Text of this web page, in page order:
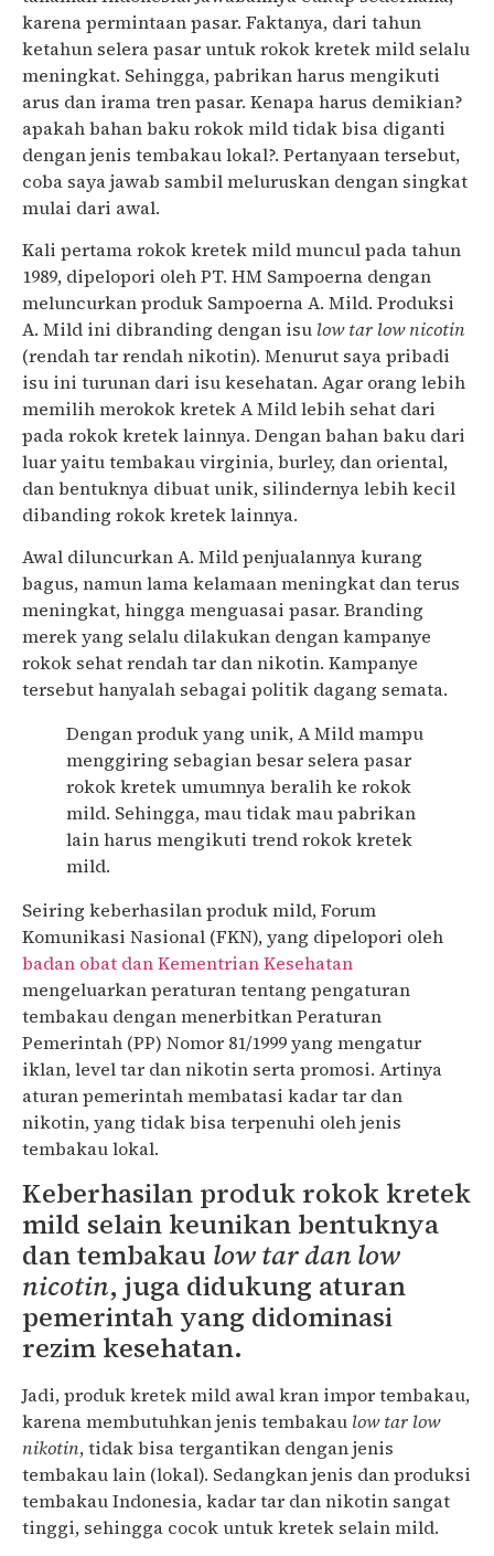
karena permintaan pasar. Faktanya, dari tahun
ketahun selera pasar untuk rokok kretek mild selalu
meningkat. Sehingga, pabrikan harus mengikuti
arus dan irama tren pasar. Kenapa harus demikian?
apakah bahan baku rokok mild tidak bisa diganti
dengan jenis tembakau lokal?. Pertanyaan tersebut,
coba saya jawab sambil meluruskan dengan singkat
mulai dari awal.
Kali pertama rokok kretek mild muncul pada tahun
1989, dipelopori oleh PT. HM Sampoerna dengan
meluncurkan produk Sampoerna A. Mild. Produksi
A. Mild ini dibranding dengan isu low tar low nicotin
(rendah tar rendah nikotin). Menurut saya pribadi
isu ini turunan dari isu kesehatan. Agar orang lebih
memilih merokok kretek A Mild lebih sehat dari
pada rokok kretek lainnya. Dengan bahan baku dari
luar yaitu tembakau virginia, burley, dan oriental,
dan bentuknya dibuat unik, silindernya lebih kecil
dibanding rokok kretek lainnya.
Awal diluncurkan A. Mild penjualannya kurang
bagus, namun lama kelamaan meningkat dan terus
meningkat, hingga menguasai pasar. Branding
merek yang selalu dilakukan dengan kampanye
rokok sehat rendah tar dan nikotin. Kampanye
tersebut hanyalah sebagai politik dagang semata.
Dengan produk yang unik, A Mild mampu
menggiring sebagian besar selera pasar
rokok kretek umumnya beralih ke rokok
mild. Sehingga, mau tidak mau pabrikan
lain harus mengikuti trend rokok kretek
mild.
Seiring keberhasilan produk mild, Forum
Komunikasi Nasional (FKN), yang dipelopori oleh
badan obat dan Kementrian Kesehatan
mengeluarkan peraturan tentang pengaturan
tembakau dengan menerbitkan Peraturan
Pemerintah (PP) Nomor 81/1999 yang mengatur
iklan, level tar dan nikotin serta promosi. Artinya
aturan pemerintah membatasi kadar tar dan
nikotin, yang tidak bisa terpenuhi oleh jenis
tembakau lokal.
Keberhasilan produk rokok kretek
mild selain keunikan bentuknya
dan tembakau low tar dan low
nicotin, juga didukung aturan
pemerintah yang didominasi
rezim kesehatan.
Jadi, produk kretek mild awal kran impor tembakau,
karena membutuhkan jenis tembakau low tar low
nikotin, tidak bisa tergantikan dengan jenis
tembakau lain (lokal). Sedangkan jenis dan produksi
tembakau Indonesia, kadar tar dan nikotin sangat
tinggi, sehingga cocok untuk kretek selain mild.